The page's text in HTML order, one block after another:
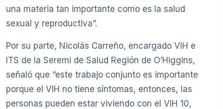
una materia tan importante como es la salud
sexual y reproductiva”.
Por su parte, Nicolás Carreño, encargado VIH e
ITS de la Seremi de Salud Región de O’Higgins,
señaló que “este trabajo conjunto es importante
porque el VIH no tiene síntomas, entonces, las
personas pueden estar viviendo con el VIH 10,